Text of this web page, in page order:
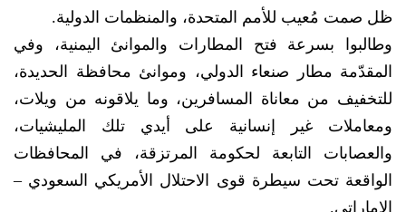
ظل صمت مُعيب للأمم المتحدة، والمنظمات الدولية.
وطالبوا بسرعة فتح المطارات والموانئ اليمنية، وفي
المقدّمة مطار صنعاء الدولي، وموانئ محافظة الحديدة،
للتخفيف من معاناة المسافرين، وما يلاقونه من ويلات،
ومعاملات غير إنسانية على أيدي تلك المليشيات،
والعصابات التابعة لحكومة المرتزقة، في المحافظات
الواقعة تحت سيطرة قوى الاحتلال الأمريكي السعودي –
الإماراتي.